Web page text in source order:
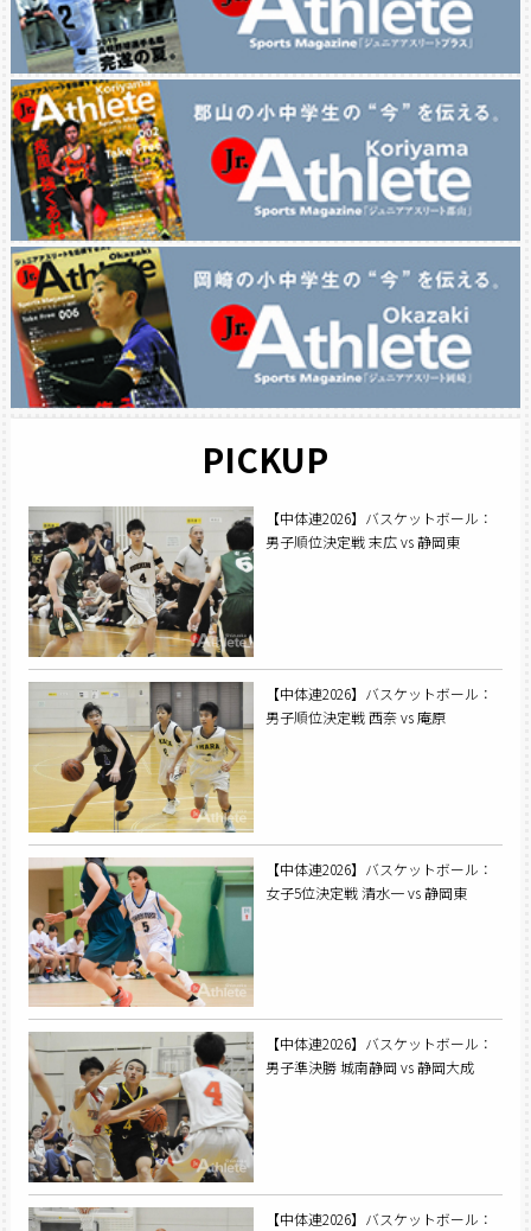
PICKUP
【中体連2026】バスケットボール：
男子順位決定戦 末広 vs 静岡東
【中体連2026】バスケットボール：
男子順位決定戦 西奈 vs 庵原
【中体連2026】バスケットボール：
女子5位決定戦 清水一 vs 静岡東
【中体連2026】バスケットボール：
男子準決勝 城南静岡 vs 静岡大成
【中体連2026】バスケットボール：